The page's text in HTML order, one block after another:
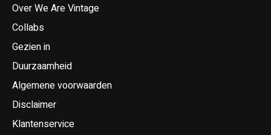
Over We Are Vintage
Collabs
Gezien in
Duurzaamheid
Algemene voorwaarden
Disclaimer
Klantenservice